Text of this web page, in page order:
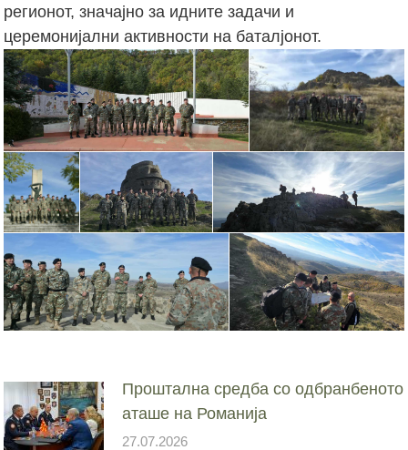
регионот, значајно за идните задачи и
церемонијални активности на баталјонот.
Проштална средба со одбранбеното
аташе на Романија
27.07.2026